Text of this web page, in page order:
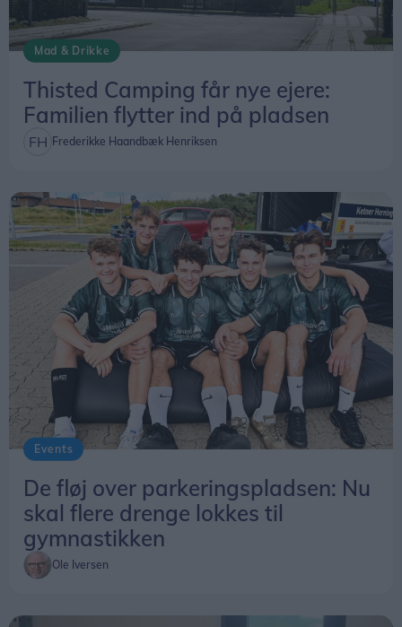
Vil man se det præcise tidspunkt for
solformørkelsen på en bestemt lokation kan den
findesher.
Mad & Drikke
Thisted Camping får nye ejere:
Familien flytter ind på pladsen
Frederikke Haandbæk Henriksen
Events
De fløj over parkeringspladsen: Nu
skal flere drenge lokkes til
gymnastikken
Ole Iversen